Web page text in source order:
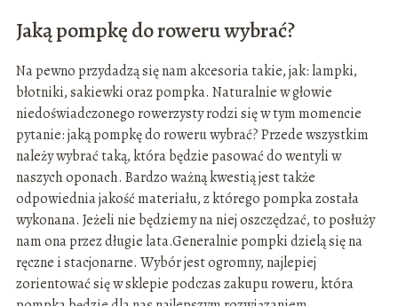
Jaką pompkę do roweru wybrać?
Na pewno przydadzą się nam akcesoria takie, jak: lampki,
błotniki, sakiewki oraz pompka. Naturalnie w głowie
niedoświadczonego rowerzysty rodzi się w tym momencie
pytanie: jaką pompkę do roweru wybrać? Przede wszystkim
należy wybrać taką, która będzie pasować do wentyli w
naszych oponach. Bardzo ważną kwestią jest także
odpowiednia jakość materiału, z którego pompka została
wykonana. Jeżeli nie będziemy na niej oszczędzać, to posłuży
nam ona przez długie lata.Generalnie pompki dzielą się na
ręczne i stacjonarne. Wybór jest ogromny, najlepiej
zorientować się w sklepie podczas zakupu roweru, która